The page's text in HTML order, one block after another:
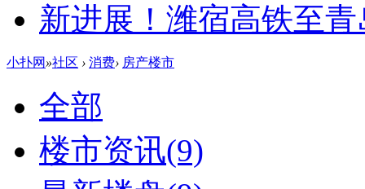
新进展！潍宿高铁至
小扑网 »社区 › 消费› 房产楼市
全部
楼市资讯(9)